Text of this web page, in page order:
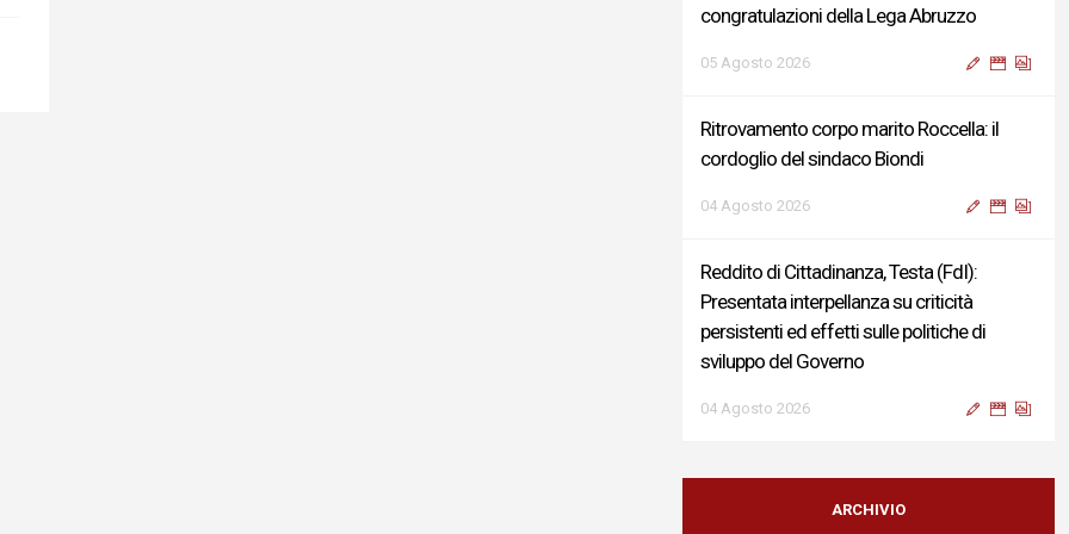
congratulazioni della Lega Abruzzo
05 Agosto 2026
Ritrovamento corpo marito Roccella: il
cordoglio del sindaco Biondi
04 Agosto 2026
Reddito di Cittadinanza, Testa (FdI):
Presentata interpellanza su criticità
persistenti ed effetti sulle politiche di
sviluppo del Governo
04 Agosto 2026
Sigismondi, Liris e Testa: “Profondo
cordoglio e vicinanza al Ministro Roccella e
ARCHIVIO